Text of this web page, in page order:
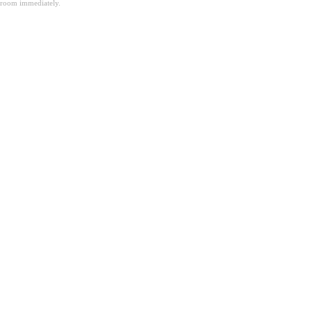
room immediately.